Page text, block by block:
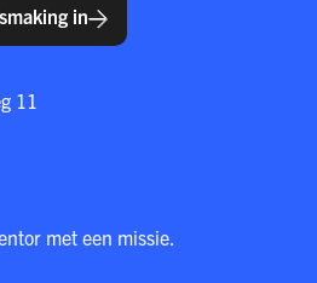
in
11
met een missie.